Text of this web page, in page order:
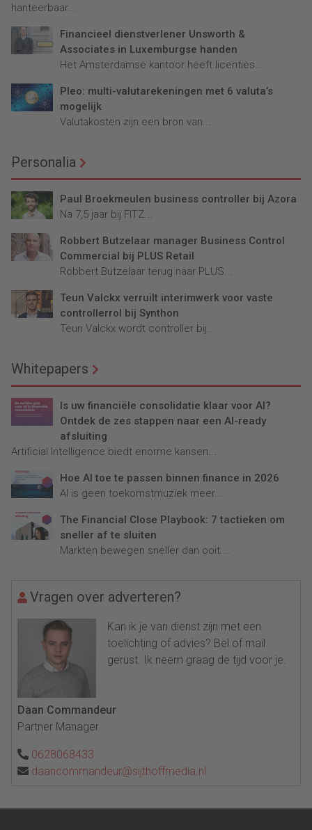
hanteerbaar...
Financieel dienstverlener Unsworth &
Associates in Luxemburgse handen
Het Amsterdamse kantoor heeft licenties...
Pleo: multi-valutarekeningen met 6 valuta’s
mogelijk
Valutakosten zijn een bron van...
Personalia
Paul Broekmeulen business controller bij Azora
Na 7,5 jaar bij FITZ...
Robbert Butzelaar manager Business Control
Commercial bij PLUS Retail
Robbert Butzelaar terug naar PLUS...
Teun Valckx verruilt interimwerk voor vaste
controllerrol bij Synthon
Teun Valckx wordt controller bij...
Whitepapers
Is uw financiële consolidatie klaar voor AI?
Ontdek de zes stappen naar een AI-ready
afsluiting
Artificial Intelligence biedt enorme kansen...
Hoe AI toe te passen binnen finance in 2026
AI is geen toekomstmuziek meer...
The Financial Close Playbook: 7 tactieken om
sneller af te sluiten
Markten bewegen sneller dan ooit....
Vragen over adverteren?
Kan ik je van dienst zijn met een
toelichting of advies? Bel of mail
gerust. Ik neem graag de tijd voor je.
Daan Commandeur
Partner Manager
0628068433
daancommandeur@sijthoffmedia.nl